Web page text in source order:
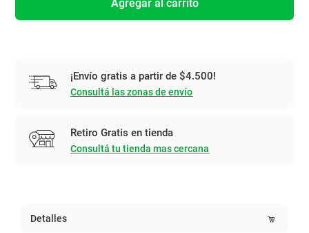
Agregar al carrito
¡Envío gratis a partir de $4.500!
Consultá las zonas de envío
Retiro Gratis en tienda
Consultá tu tienda mas cercana
Detalles